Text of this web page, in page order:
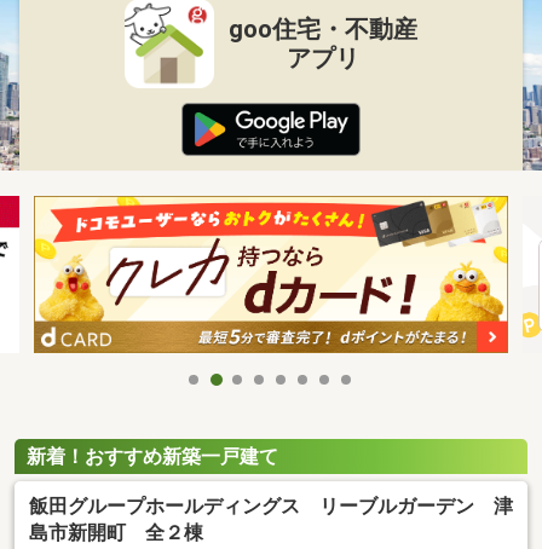
goo住宅・不動産
アプリ
新着！おすすめ新築一戸建て
飯田グループホールディングス リーブルガーデン 津
島市新開町 全２棟